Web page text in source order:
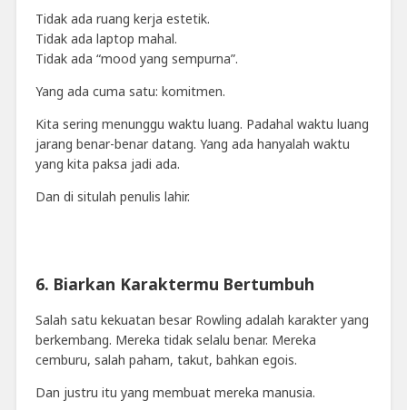
Tidak ada ruang kerja estetik.
Tidak ada laptop mahal.
Tidak ada “mood yang sempurna”.
Yang ada cuma satu: komitmen.
Kita sering menunggu waktu luang. Padahal waktu luang
jarang benar-benar datang. Yang ada hanyalah waktu
yang kita paksa jadi ada.
Dan di situlah penulis lahir.
6. Biarkan Karaktermu Bertumbuh
Salah satu kekuatan besar Rowling adalah karakter yang
berkembang. Mereka tidak selalu benar. Mereka
cemburu, salah paham, takut, bahkan egois.
Dan justru itu yang membuat mereka manusia.